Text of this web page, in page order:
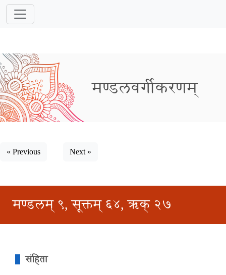
मण्डलवर्गीकरणम्
« Previous Next »
मण्डलम् ९, सूक्तम् ६४, ऋक् २७
संहिता